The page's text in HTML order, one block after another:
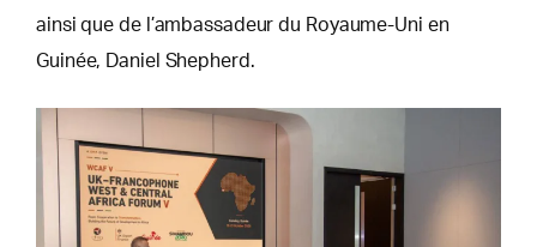
ainsi que de l’ambassadeur du Royaume-Uni en
Guinée, Daniel Shepherd.